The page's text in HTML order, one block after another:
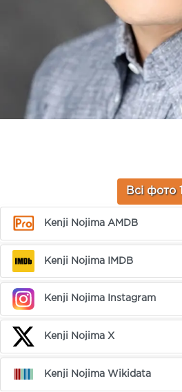
Всі фото 1
Kenji Nojima AMDB
Kenji Nojima IMDB
Kenji Nojima Instagram
Kenji Nojima X
Kenji Nojima Wikidata